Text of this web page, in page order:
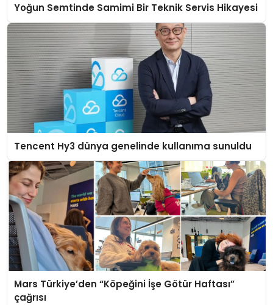
Yoğun Semtinde Samimi Bir Teknik Servis Hikayesi
Tencent Hy3 dünya genelinde kullanıma sunuldu
Mars Türkiye’den “Köpeğini İşe Götür Haftası”
çağrısı